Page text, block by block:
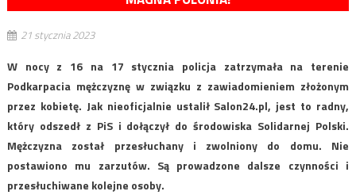
21 stycznia 2023
W nocy z 16 na 17 stycznia policja zatrzymała na terenie
Podkarpacia mężczyznę w związku z zawiadomieniem złożonym
przez kobietę. Jak nieoficjalnie ustalił Salon24.pl, jest to radny,
który odszedł z PiS i dołączył do środowiska Solidarnej Polski.
Mężczyzna został przesłuchany i zwolniony do domu. Nie
postawiono mu zarzutów. Są prowadzone dalsze czynności i
przesłuchiwane kolejne osoby.